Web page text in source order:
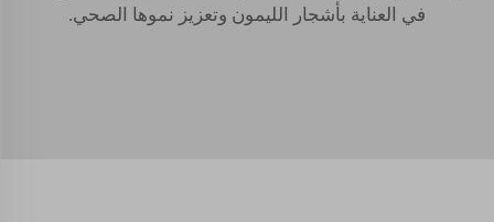
في العناية بأشجار الليمون وتعزيز نموها الصحي.